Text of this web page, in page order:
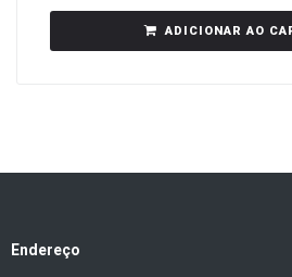
ADICIONAR AO
Endereço